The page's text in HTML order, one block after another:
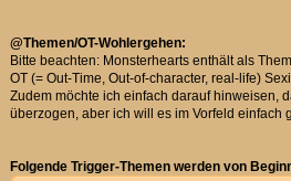
@Themen/OT-Wohlergehen:
Bitte beachten: Monsterhearts enthält als
OT (= Out-Time, Out-of-character, real-life)
Zudem möchte ich einfach darauf hinweisen,
überzogen, aber ich will es im Vorfeld einfach
Folgende Trigger-Themen werden von